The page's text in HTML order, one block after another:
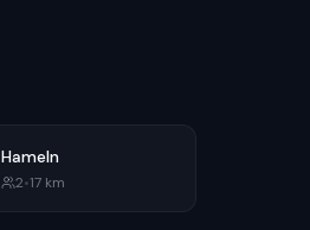
Hameln
2•17 km